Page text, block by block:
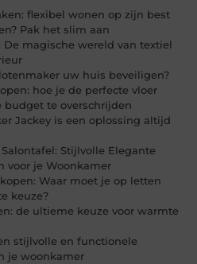
flexibel wonen op zijn best
Pak het slim aan
De magische wereld van textiel
uw huis beveiligen?
hoe je de perfecte vloer
budget te overschrijden
Jackey is een oplossing altijd
Stijlvolle Elegante
voor je Woonkamer
Waar moet je op letten
keuze?
de ultieme keuze voor warmte
stijlvolle en functionele
je woonkamer